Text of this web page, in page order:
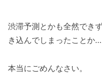
渋滞予測とかも全然でき
き込んでしまったことか…
本当にごめんなさい。